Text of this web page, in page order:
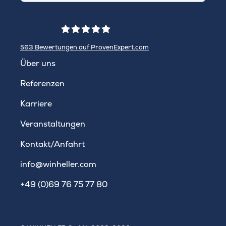
563 Bewertungen auf ProvenExpert.com
Über uns
Referenzen
Karriere
Veranstaltungen
Kontakt/Anfahrt
info@winheller.com
+49 (0)69 76 75 77 80